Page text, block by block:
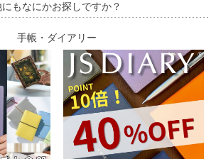
にもなにかお探しですか？
手帳・ダイアリー